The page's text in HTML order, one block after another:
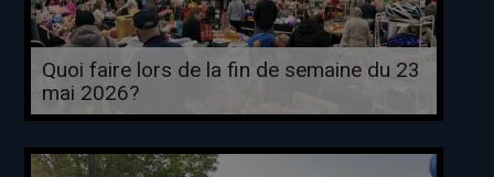
Quoi faire lors de la fin de semaine du 23
mai 2026?